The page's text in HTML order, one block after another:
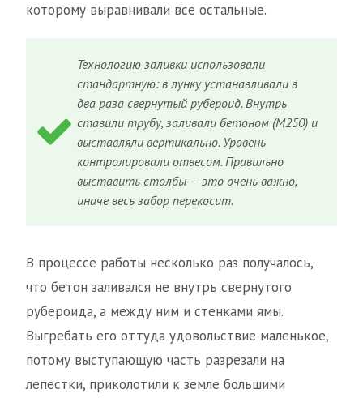
которому выравнивали все остальные.
Технологию заливки использовали
стандартную: в лунку устанавливали в
два раза свернутый рубероид. Внутрь
ставили трубу, заливали бетоном (М250) и
выставляли вертикально. Уровень
контролировали отвесом. Правильно
выставить столбы — это очень важно,
иначе весь забор перекосит.
В процессе работы несколько раз получалось,
что бетон заливался не внутрь свернутого
рубероида, а между ним и стенками ямы.
Выгребать его оттуда удовольствие маленькое,
потому выступающую часть разрезали на
лепестки, приколотили к земле большими